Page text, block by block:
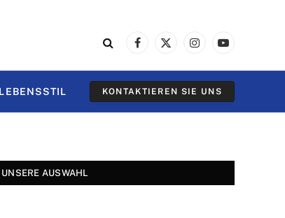
Facebook
X
InstagramYouTube
LEBENSSTIL KONTAKTIEREN SIE UNS
UNSERE AUSWAHL